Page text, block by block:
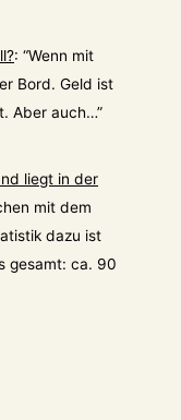
: “Wenn mit
Bord. Geld ist
Aber auch…”
liegt in der
mit dem
dazu ist
gesamt: ca. 90